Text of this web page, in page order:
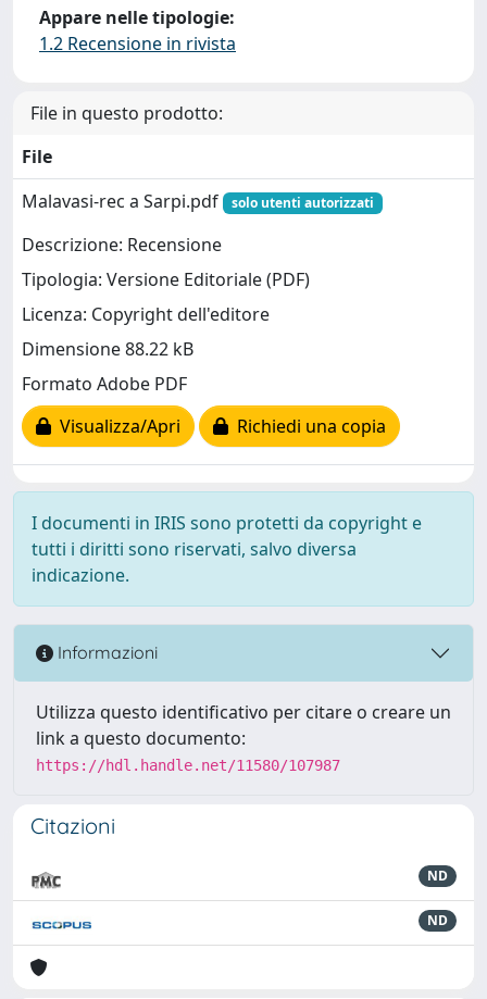
Appare nelle tipologie:
1.2 Recensione in rivista
File in questo prodotto:
File
Malavasi-rec a Sarpi.pdf
solo utenti autorizzati
Descrizione: Recensione
Tipologia: Versione Editoriale (PDF)
Licenza: Copyright dell'editore
Dimensione 88.22 kB
Formato Adobe PDF
Visualizza/Apri
Richiedi una copia
I documenti in IRIS sono protetti da copyright e
tutti i diritti sono riservati, salvo diversa
indicazione.
Informazioni
Utilizza questo identificativo per citare o creare un
link a questo documento:
https://hdl.handle.net/11580/107987
Citazioni
ND
ND